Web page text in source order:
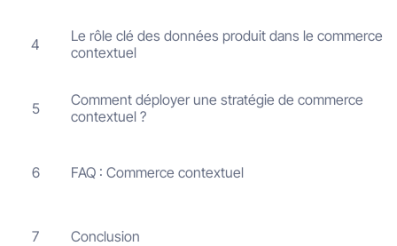
4
Le rôle clé des données produit dans le commerce
contextuel
5
Comment déployer une stratégie de commerce
contextuel ?
6 FAQ : Commerce contextuel
7 Conclusion